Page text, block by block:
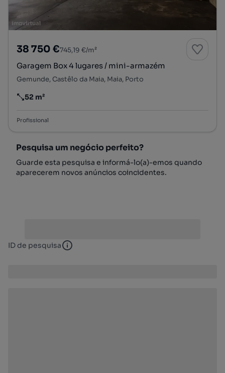
38 750 €745,19 €/m²
Garagem Box 4 lugares / mini-armazém
Gemunde, Castêlo da Maia, Maia, Porto
Preço por metro quadrado
52 m²
Profissional
Pesquisa um negócio perfeito?
Guarde esta pesquisa e informá-lo(a)-emos quando
aparecerem novos anúncios coincidentes.
ID de pesquisa ID de pesquisa